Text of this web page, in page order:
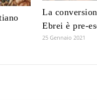
La
Ebrei è pre-
25 Gennaio 2021